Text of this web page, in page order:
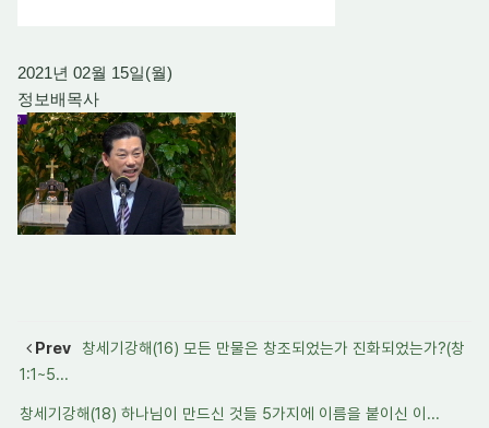
2021년 02월 15일(월)
정보배목사
Prev
창세기강해(16) 모든 만물은 창조되었는가 진화되었는가?(창
1:1~5...
창세기강해(18) 하나님이 만드신 것들 5가지에 이름을 붙이신 이...